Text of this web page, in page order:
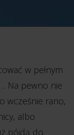
w pełnym
Na pewno nie
wcześnie rano,
albo
pójdą do